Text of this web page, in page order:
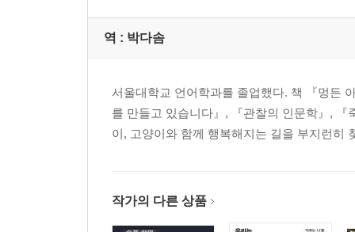
역 : 박다솜
서울대학교 언어학과를 졸업했다. 책 『멍든
를 만들고 있습니다』, 『관찰의 인문학』,
이, 고양이와 함께 행복해지는 길을 부지런히
작가의 다른 상품